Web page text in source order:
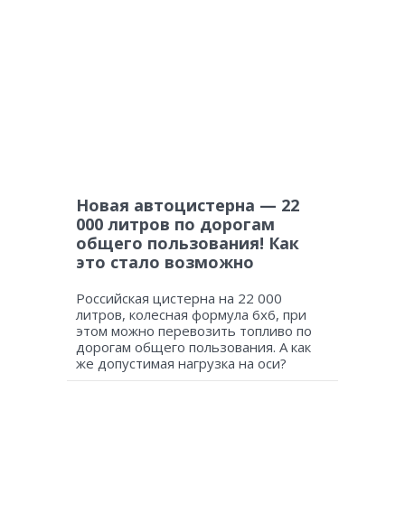
Новая автоцистерна — 22
000 литров по дорогам
общего пользования! Как
это стало возможно
Российская цистерна на 22 000
литров, колесная формула 6х6, при
этом можно перевозить топливо по
дорогам общего пользования. А как
же допустимая нагрузка на оси?